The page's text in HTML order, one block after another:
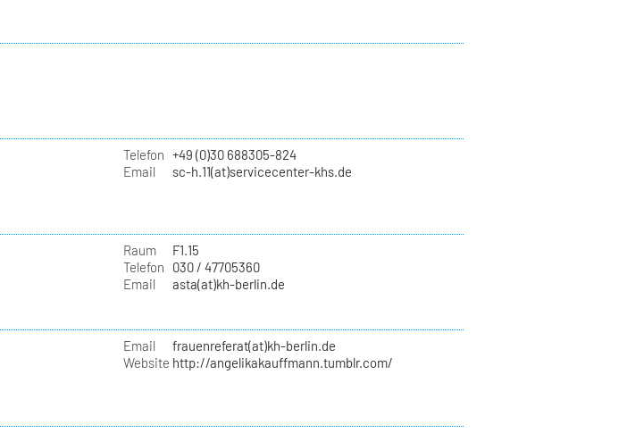
Telefon +49 (0)30 688305-824
Email
sc-h.11(at)servicecenter-khs.de
Raum
F1.15
Telefon
030 / 47705360
Email
asta(at)kh-berlin.de
Email
frauenreferat(at)kh-berlin.de
Website http://angelikakauffmann.tumblr.com/